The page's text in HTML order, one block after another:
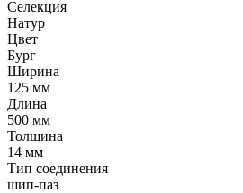
Селекция
Натур
Цвет
Бург
Ширина
125 мм
Длина
500 мм
Толщина
14 мм
Тип соединения
шип-паз